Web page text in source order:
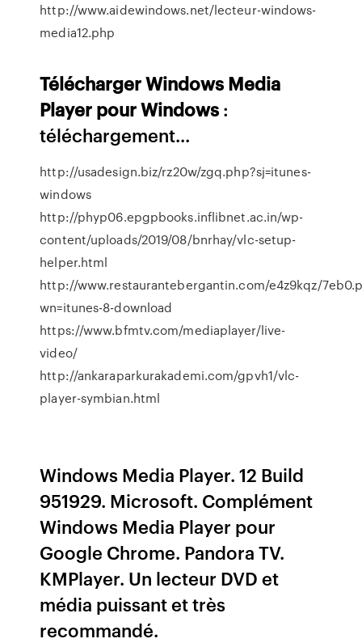
http://www.aidewindows.net/lecteur-windows-
media12.php
TéléchargerWindows Media
Player pourWindows :
téléchargement...
http://usadesign.biz/rz20w/zgq.php?sj=itunes-
windows
http://phyp06.epgpbooks.inflibnet.ac.in/wp-
content/uploads/2019/08/bnrhay/vlc-setup-
helper.html
http://www.restaurantebergantin.com/e4z9kqz/
wn=itunes-8-download
https://www.bfmtv.com/mediaplayer/live-
video/
http://ankaraparkurakademi.com/gpvh1/vlc-
player-symbian.html
Windows Media Player. 12 Build
951929. Microsoft. Complément
Windows Media Player pour
Google Chrome. Pandora TV.
KMPlayer. Un lecteur DVD et
média puissant et très
recommandé.